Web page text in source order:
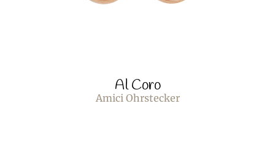
Al Coro
Amici Ohrstecker